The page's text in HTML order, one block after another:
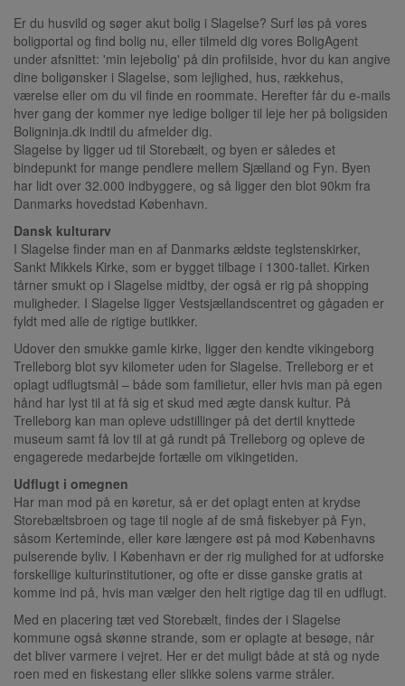
Er du husvild og søger akut bolig i Slagelse? Surf løs på vores
boligportal og find bolig nu, eller tilmeld dig vores BoligAgent
under afsnittet: 'min lejebolig' på din profilside, hvor du kan angive
dine boligønsker i Slagelse, som lejlighed, hus, rækkehus,
værelse eller om du vil finde en roommate. Herefter får du e-mails
hver gang der kommer nye ledige boliger til leje her på boligsiden
Boligninja.dk indtil du afmelder dig.
Slagelse by ligger ud til Storebælt, og byen er således et
bindepunkt for mange pendlere mellem Sjælland og Fyn. Byen
har lidt over 32.000 indbyggere, og så ligger den blot 90km fra
Danmarks hovedstad København.
Dansk kulturarv
I Slagelse finder man en af Danmarks ældste teglstenskirker,
Sankt Mikkels Kirke, som er bygget tilbage i 1300-tallet. Kirken
tårner smukt op i Slagelse midtby, der også er rig på shopping
muligheder. I Slagelse ligger Vestsjællandscentret og gågaden er
fyldt med alle de rigtige butikker.
Udover den smukke gamle kirke, ligger den kendte vikingeborg
Trelleborg blot syv kilometer uden for Slagelse. Trelleborg er et
oplagt udflugtsmål – både som familietur, eller hvis man på egen
hånd har lyst til at få sig et skud med ægte dansk kultur. På
Trelleborg kan man opleve udstillinger på det dertil knyttede
museum samt få lov til at gå rundt på Trelleborg og opleve de
engagerede medarbejde fortælle om vikingetiden.
Udflugt i omegnen
Har man mod på en køretur, så er det oplagt enten at krydse
Storebæltsbroen og tage til nogle af de små fiskebyer på Fyn,
såsom Kerteminde, eller køre længere øst på mod Københavns
pulserende byliv. I København er der rig mulighed for at udforske
forskellige kulturinstitutioner, og ofte er disse ganske gratis at
komme ind på, hvis man vælger den helt rigtige dag til en udflugt.
Med en placering tæt ved Storebælt, findes der i Slagelse
kommune også skønne strande, som er oplagte at besøge, når
det bliver varmere i vejret. Her er det muligt både at stå og nyde
roen med en fiskestang eller slikke solens varme stråler.